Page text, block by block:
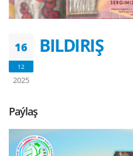
16
12
2025
BILDIRIŞ
Paýlaş